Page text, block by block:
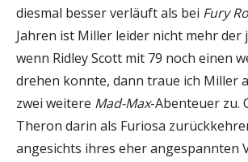
diesmal besser verläuft als bei Fury
Jahren ist Miller leider nicht mehr der
wenn Ridley Scott mit 79 noch einen
drehen konnte, dann traue ich Miller
zwei weitere Mad-Max-Abenteuer zu.
Theron darin als Furiosa
angesichts ihres eher angespannten